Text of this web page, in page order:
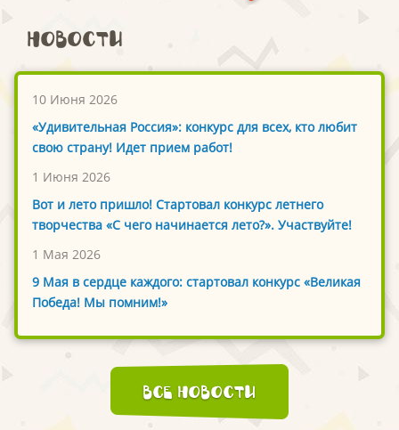
Новости
10 Июня 2026
«Удивительная Россия»: конкурс для всех, кто любит
свою страну! Идет прием работ!
1 Июня 2026
Вот и лето пришло! Стартовал конкурс летнего
творчества «С чего начинается лето?». Участвуйте!
1 Мая 2026
9 Мая в сердце каждого: стартовал конкурс «Великая
Победа! Мы помним!»
Все новости